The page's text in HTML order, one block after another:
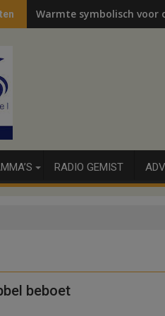
Warmte symbolisch voor
RADIO GEMIST
beboet